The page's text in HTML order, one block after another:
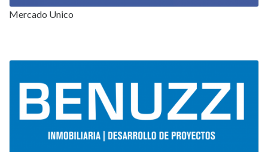
Mercado Unico